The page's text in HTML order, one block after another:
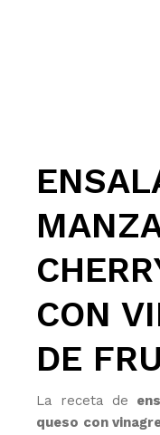
CON
DE
La receta de
queso con